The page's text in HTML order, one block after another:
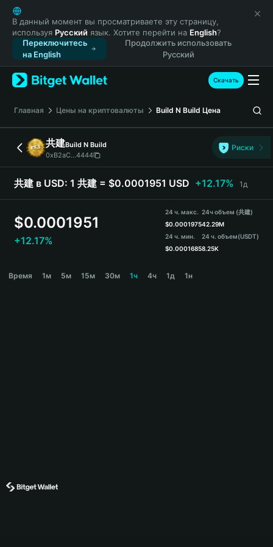
English
日本語
Tiếng Việt
Русский
Español (Latinoamérica)
Türkçe
Français
Deutsch
简体中文
繁體中文
Português (Portugal)
Bahasa Indonesia
ภาษาไทย
Español
Español (Argentina)
В данный момент вы просматриваете эту страницу,
используя Русский язык. Хотите перейти на English?
Переключитесь
на English
Продолжить использовать
Русский
Скачать
Главная Цены на криптовалюты Build N Build Цена
共建Build N Build
0xB2aC...4444
Риски
共建 в USD: 1 共建 = $0.0001951 USD +12.17% 1д
$0.0001951
+12.17%
24 ч. макс.
$0.0001975
24 ч. мин.
$0.0001685
24ч объем (共建)
42.29M
24 ч. объем(USDT)
8.25K
Время 1м 5м 15м 30м 1ч 4ч 1д 1н